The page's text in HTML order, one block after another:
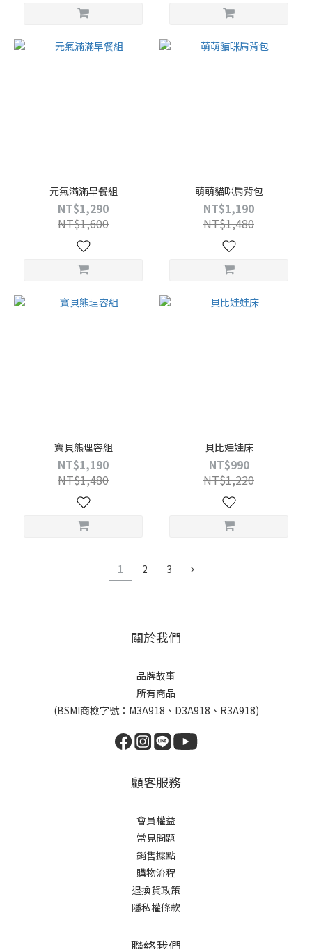
元氣滿滿早餐組
NT$1,290
NT$1,600
萌萌貓咪肩背包
NT$1,190
NT$1,480
寶貝熊理容組
NT$1,190
NT$1,480
貝比娃娃床
NT$990
NT$1,220
1 2 3
關於我們
品牌故事
所有商品
(BSMI商檢字號：M3A918、D3A918、R3A918)
顧客服務
會員權益
常見問題
銷售據點
購物流程
退換貨政策
隱私權條款